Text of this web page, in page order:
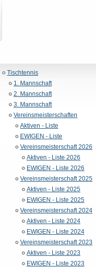
Tischtennis
1. Mannschaft
2. Mannschaft
3. Mannschaft
Vereinsmeisterschaften
Aktiven - Liste
EWIGEN - Liste
Vereinsmeisterschaft 2026
Aktiven - Liste 2026
EWIGEN - Liste 2026
Vereinsmeisterschaft 2025
Aktiven - Liste 2025
EWIGEN - Liste 2025
Vereinsmeisterschaft 2024
Aktiven - Liste 2024
EWIGEN - Liste 2024
Vereinsmeisterschaft 2023
Aktiven - Liste 2023
EWIGEN - Liste 2023